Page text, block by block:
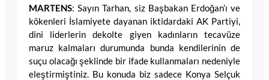
MARTENS: Sayın Tarhan, siz Başbakan Erdoğan’ı ve
kökenleri İslamiyete dayanan iktidardaki AK Partiyi,
dini liderlerin dekolte giyen kadınların tecavüze
maruz kalmaları durumunda bunda kendilerinin de
suçu olacağı şeklinde bir ifade kullanmaları nedeniyle
eleştirmiştiniz. Bu konuda biz sadece Konya Selçuk